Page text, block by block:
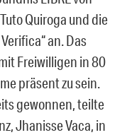
Quiroga und die
an. Das
Freiwilligen in 80
präsent zu sein.
gewonnen, teilte
Jhanisse Vaca, in